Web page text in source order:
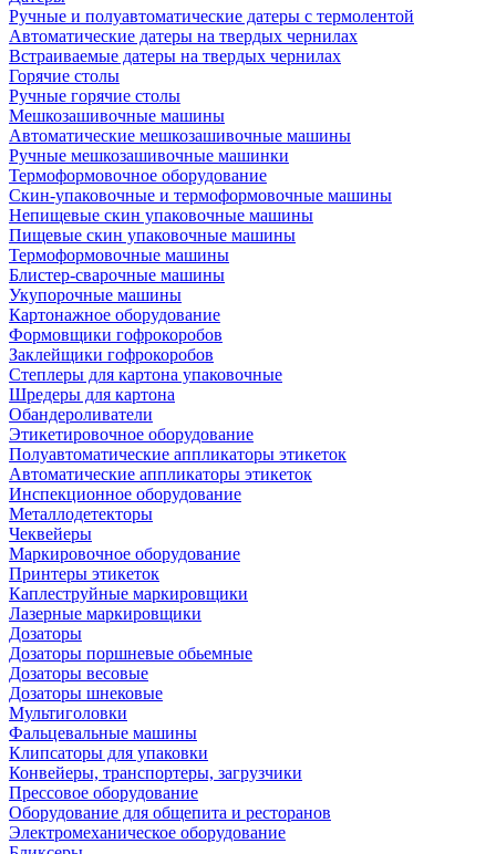
Ручные и полуавтоматические датеры с термолентой
Автоматические датеры на твердых чернилах
Встраиваемые датеры на твердых чернилах
Горячие столы
Ручные горячие столы
Мешкозашивочные машины
Автоматические мешкозашивочные машины
Ручные мешкозашивочные машинки
Термоформовочное оборудование
Скин-упаковочные и термоформовочные машины
Непищевые скин упаковочные машины
Пищевые скин упаковочные машины
Термоформовочные машины
Блистер-сварочные машины
Укупорочные машины
Картонажное оборудование
Формовщики гофрокоробов
Заклейщики гофрокоробов
Степлеры для картона упаковочные
Шредеры для картона
Обандероливатели
Этикетировочное оборудование
Полуавтоматические аппликаторы этикеток
Автоматические аппликаторы этикеток
Инспекционное оборудование
Металлодетекторы
Чеквейеры
Маркировочное оборудование
Принтеры этикеток
Каплеструйные маркировщики
Лазерные маркировщики
Дозаторы
Дозаторы поршневые обьемные
Дозаторы весовые
Дозаторы шнековые
Мультиголовки
Фальцевальные машины
Клипсаторы для упаковки
Конвейеры, транспортеры, загрузчики
Прессовое оборудование
Оборудование для общепита и ресторанов
Электромеханическое оборудование